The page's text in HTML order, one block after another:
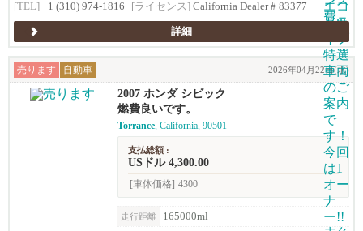
[TEL] +1 (310) 974-1816 [ライセンス] California Dealer # 83377
詳細
売ります 自動車 2026年04月22日(水)
2007 ホンダ シビック
燃費良いです。
Torrance, California, 90501
支払総額 :
USドル 4,300.00
[車体価格] 4300
走行距離
165000ml